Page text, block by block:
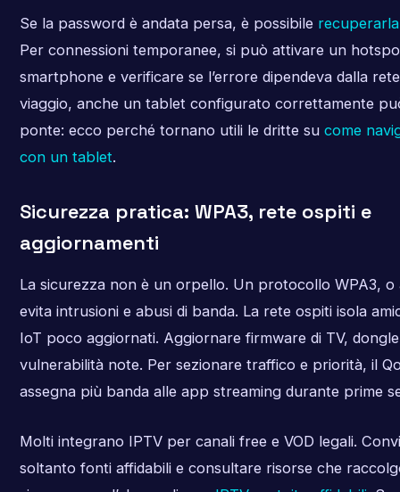
Se la password è andata persa, è possibile
Per connessioni temporanee, si può attivare un
smartphone e verificare se l’errore dipendeva dalla
viaggio, anche un tablet configurato correttamente
ponte: ecco perché tornano utili le dritte su come
con un tablet.
Sicurezza pratica: WPA3, rete ospiti e
aggiornamenti
La sicurezza non è un orpello. Un protocollo WPA3, o
evita intrusioni e abusi di banda. La rete ospiti isola
IoT poco aggiornati. Aggiornare firmware di TV,
vulnerabilità note. Per sezionare traffico e priorità, il
assegna più banda alle app streaming durante prime
Molti integrano IPTV per canali free e VOD legali.
soltanto fonti affidabili e consultare risorse che